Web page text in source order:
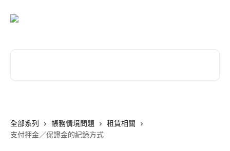
全部系列 帳務情境問題
租賃相關
支付押金／保證金的紀錄方式